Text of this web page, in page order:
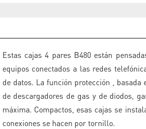
Estas cajas 4 pares B480 están
equipos conectados a las redes
de datos. La función protección , basada
de descargadores de gas y de diodos,
máxima. Compactos, esas cajas se
conexiones se hacen por tornillo.